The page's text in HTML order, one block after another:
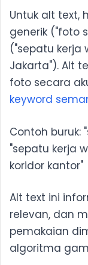
Untuk alt text,
generik ("foto
("sepatu kerja
Jakarta"). Alt
foto secara
keyword
Contoh buruk:
"sepatu kerja
koridor kantor"
Alt text ini
relevan, dan
pemakaian
algoritma